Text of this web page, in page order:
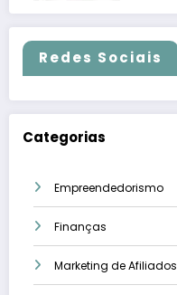
Redes Sociais
Categorias
Empreendedorismo
Finanças
Marketing de Afiliados